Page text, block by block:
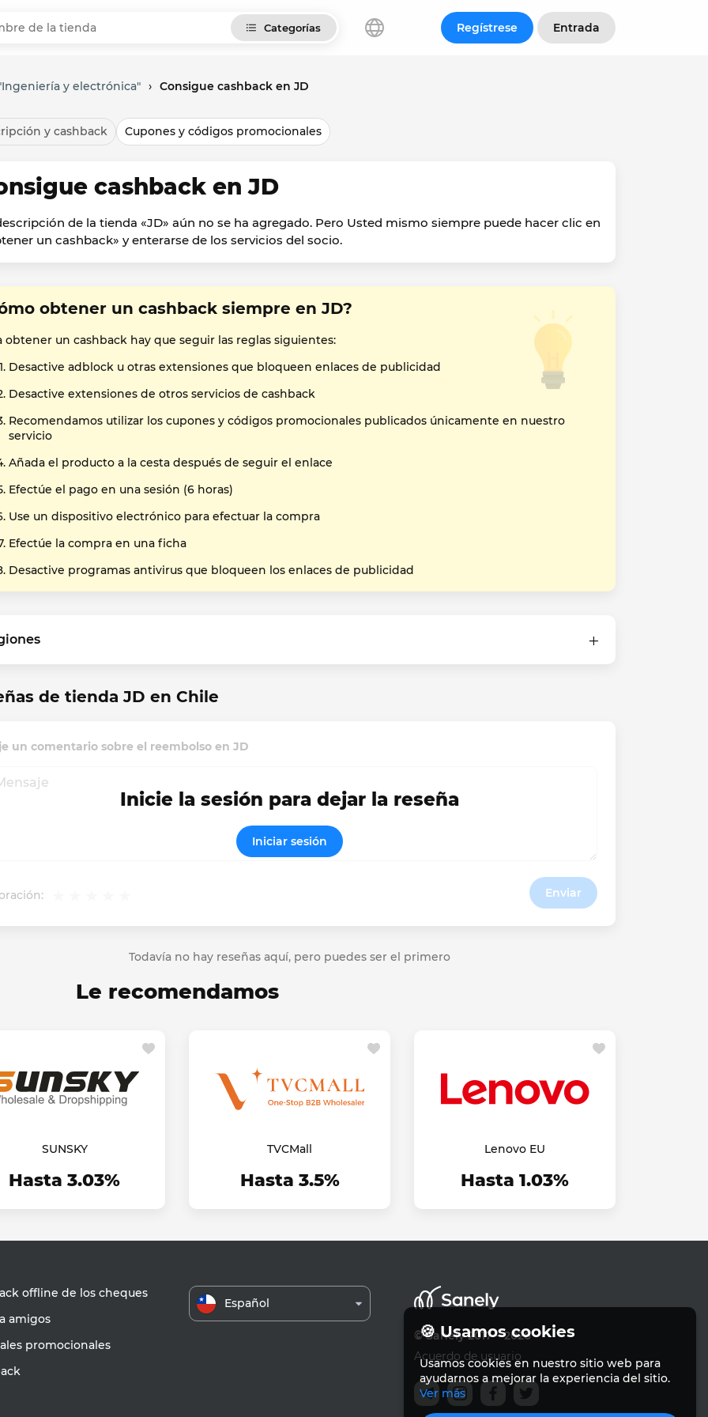
Categorías Regístrese Entrada
y electrónica" › Consigue cashback en JD
y cashback Cupones y códigos promocionales
cashback en JD
de la tienda «JD» aún no se ha agregado. Pero Usted mismo siempre puede hacer clic en
un cashback» y enterarse de los servicios del socio.
obtener un cashback siempre en JD?
obtener un cashback hay que seguir las reglas siguientes:
Desactive adblock u otras extensiones que bloqueen enlaces de publicidad
Desactive extensiones de otros servicios de cashback
Recomendamos utilizar los cupones y códigos promocionales publicados únicamente en nuestro
servicio
Añada el producto a la cesta después de seguir el enlace
Efectúe el pago en una sesión (6 horas)
Use un dispositivo electrónico para efectuar la compra
Efectúe la compra en una ficha
Desactive programas antivirus que bloqueen los enlaces de publicidad
de tienda JD en Chile
un comentario sobre el reembolso en JD
Enviar
Inicie la sesión para dejar la reseña
Iniciar sesión
Todavía no hay reseñas aquí, pero puedes ser el primero
Le recomendamos
SUNSKY
Hasta 3.03%
TVCMall
Hasta 3.5%
Lenovo EU
Hasta 1.03%
offline de los cheques
amigos
promocionales
Español
© Sanely 2017 – 2026
Acuerdo de usuario
🍪 Usamos cookies
Usamos cookies en nuestro sitio web para
ayudarnos a mejorar la experiencia del sitio.
Ver más